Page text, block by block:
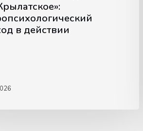
в действии